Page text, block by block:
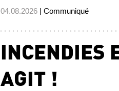
04.08.2026 | Communiqué
INCENDIES
AGIT !